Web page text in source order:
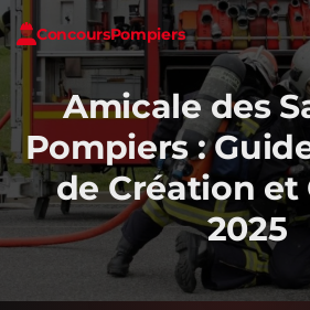
ConcoursPompiers
Amicale des
Pompiers :
de Création et
2025